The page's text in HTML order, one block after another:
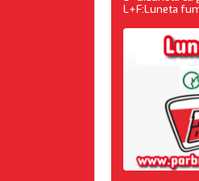
L+F:Luneta